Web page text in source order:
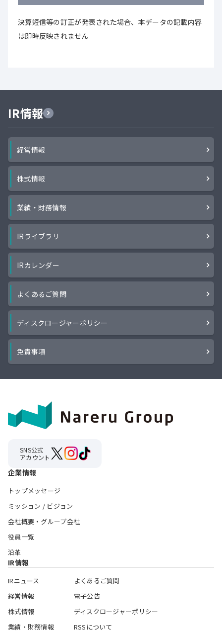
決算短信等の訂正が発表された場合、本データの記載内容
は即時反映されません
IR情報
経営情報
株式情報
業績・財務情報
IRライブラリ
IRカレンダー
よくあるご質問
ディスクロージャーポリシー
免責事項
SNS公式
アカウント
企業情報
トップメッセージ
ミッション / ビジョン
会社概要・グループ会社
役員一覧
沿革
IR情報
IRニュース
経営情報
株式情報
業績・財務情報
よくあるご質問
電子公告
ディスクロージャーポリシー
RSSについて